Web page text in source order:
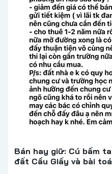
Bán hay giữ: Cú bấm
đất Cầu Giấy và bài